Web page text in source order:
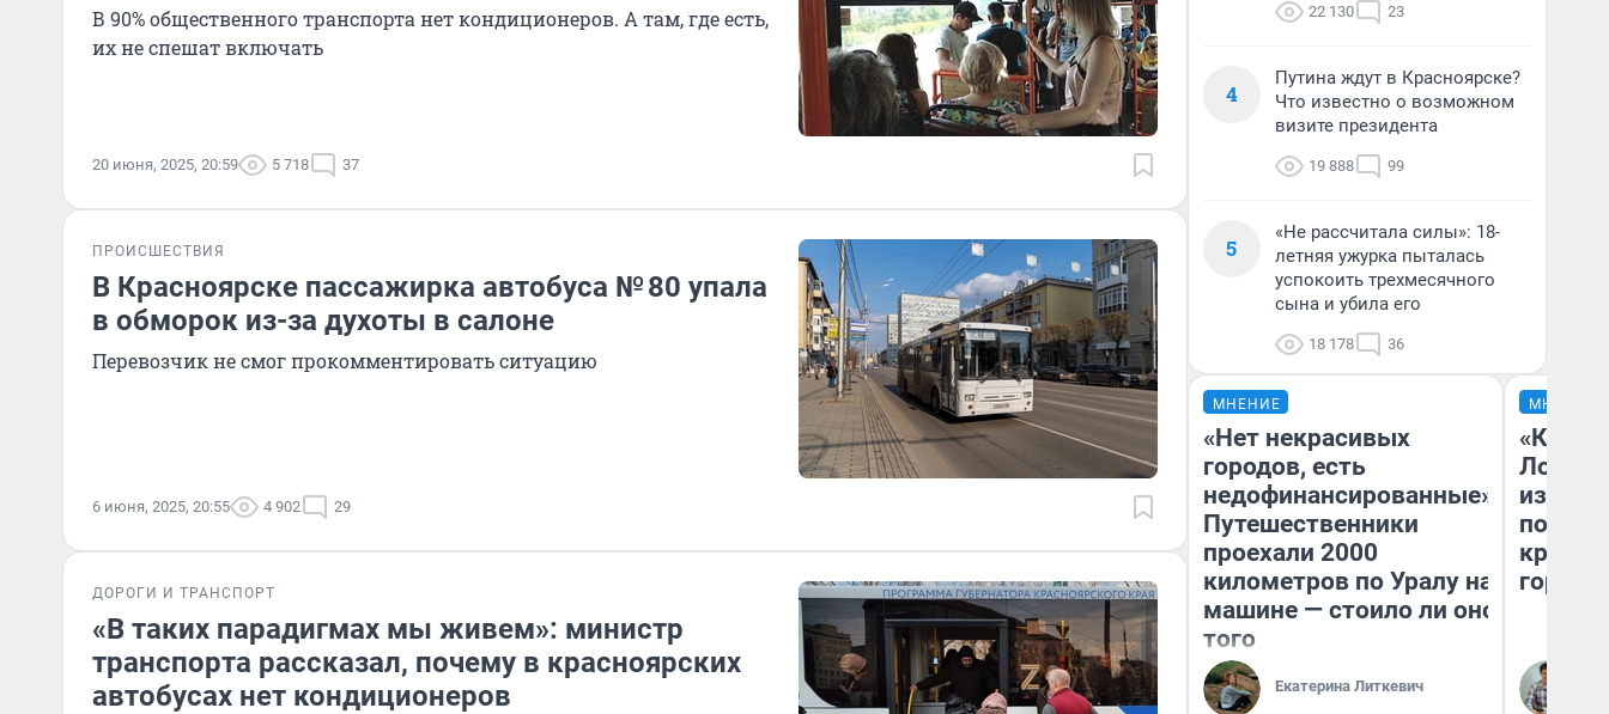
В 90% общественного транспорта нет кондиционеров. А там, где есть,
их не спешат включать
20 июня, 2025, 20:59 5 718 37
ПРОИСШЕСТВИЯ
В Красноярске пассажирка автобуса № 80 упала
в обморок из-за духоты в салоне
Перевозчик не смог прокомментировать ситуацию
6 июня, 2025, 20:55 4 902 29
ДОРОГИ И ТРАНСПОРТ
«В таких парадигмах мы живем»: министр
транспорта рассказал, почему в красноярских
автобусах нет кондиционеров
22 130 23
4
Путина ждут в Красноярске?
Что известно о возможном
визите президента
19 888 99
5
«Не рассчитала силы»: 18-
летняя ужурка пыталась
успокоить трехмесячного
сына и убила его
18 178 36
МНЕНИЕ
«Нет некрасивых
городов, есть
недофинансированные».
Путешественники
проехали 2000
километров по Уралу на
машине — стоило ли оно
того
Екатерина Литкевич
МНЕНИЕ
«Как
из
круче
города